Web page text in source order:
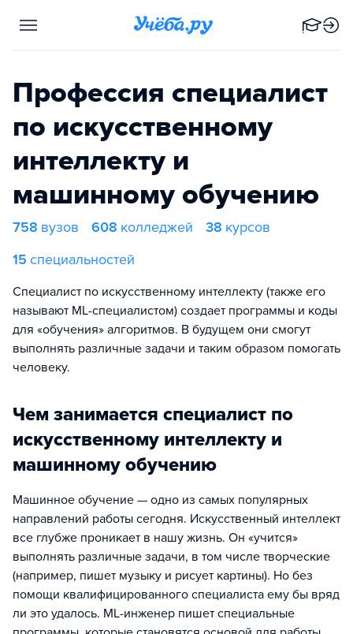
Профессия специалист
по искусственному
интеллекту и
машинному обучению
758 вузов 608 колледжей 38 курсов
15 специальностей
Специалист по искусственному интеллекту (также его
называют ML-специалистом) создает программы и коды
для «обучения» алгоритмов. В будущем они смогут
выполнять различные задачи и таким образом помогать
человеку.
Чем занимается специалист по
искусственному интеллекту и
машинному обучению
Машинное обучение — одно из самых популярных
направлений работы сегодня. Искусственный интеллект
все глубже проникает в нашу жизнь. Он «учится»
выполнять различные задачи, в том числе творческие
(например, пишет музыку и рисует картины). Но без
помощи квалифицированного специалиста ему бы вряд
ли это удалось. МL-инженер пишет специальные